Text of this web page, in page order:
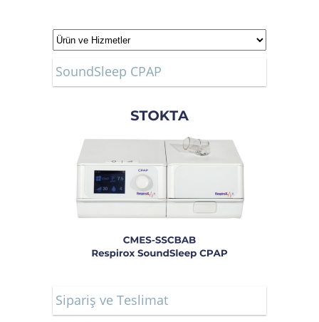
SoundSleep CPAP
Sipariş ve Teslimat